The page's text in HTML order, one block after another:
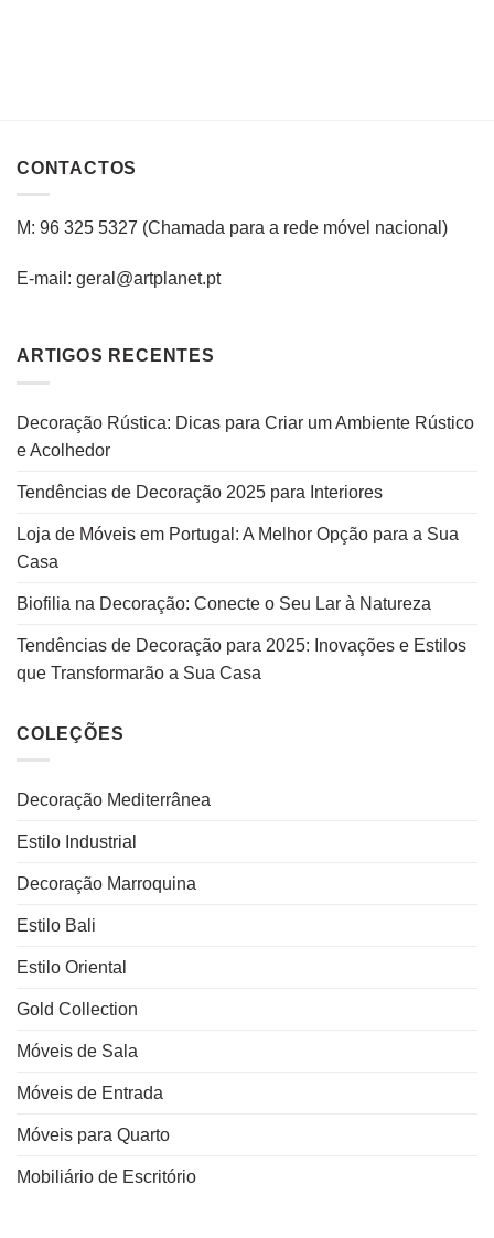
CONTACTOS
M: 96 325 5327 (Chamada para a rede móvel nacional )
E-mail: geral@artplanet.pt
ARTIGOS RECENTES
Decoração Rústica: Dicas para Criar um Ambiente Rústico
e Acolhedor
Tendências de Decoração 2025 para Interiores
Loja de Móveis em Portugal: A Melhor Opção para a Sua
Casa
Biofilia na Decoração: Conecte o Seu Lar à Natureza
Tendências de Decoração para 2025: Inovações e Estilos
que Transformarão a Sua Casa
COLEÇÕES
Decoração Mediterrânea
Estilo Industrial
Decoração Marroquina
Estilo Bali
Estilo Oriental
Gold Collection
Móveis de Sala
Móveis de Entrada
Móveis para Quarto
Mobiliário de Escritório